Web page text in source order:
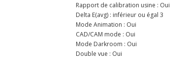
Rapport de calibration usine : Oui
Delta E(avg) : inférieur ou égal 3
Mode Animation : Oui
CAD/CAM mode : Oui
Mode Darkroom : Oui
Double vue : Oui